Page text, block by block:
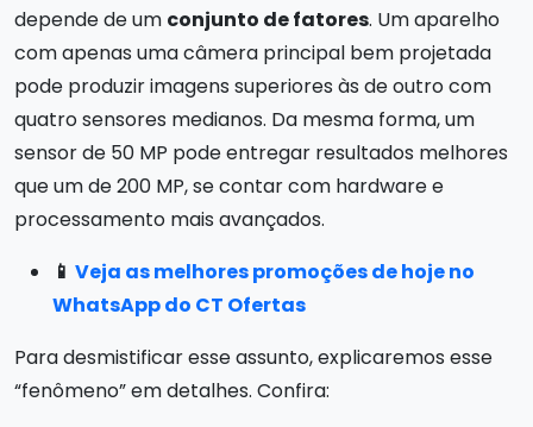
depende de um conjunto de fatores. Um aparelho
com apenas uma câmera principal bem projetada
pode produzir imagens superiores às de outro com
quatro sensores medianos. Da mesma forma, um
sensor de 50 MP pode entregar resultados melhores
que um de 200 MP, se contar com hardware e
processamento mais avançados.
📱 Veja as melhores promoções de hoje no
WhatsApp do CT Ofertas
Para desmistificar esse assunto, explicaremos esse
“fenômeno” em detalhes. Confira: